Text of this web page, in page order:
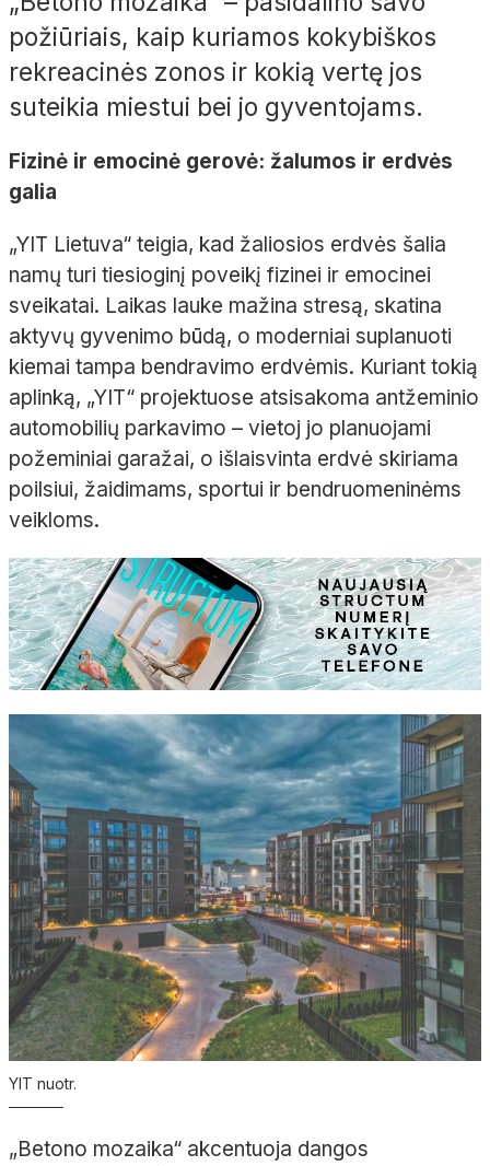
požiūriais, kaip kuriamos kokybiškos
rekreacinės zonos ir kokią vertę jos
suteikia miestui bei jo gyventojams.
Fizinė ir emocinė gerovė: žalumos ir erdvės
galia
„YIT Lietuva“ teigia, kad žaliosios erdvės šalia
namų turi tiesioginį poveikį fizinei ir emocinei
sveikatai. Laikas lauke mažina stresą, skatina
aktyvų gyvenimo būdą, o moderniai suplanuoti
kiemai tampa bendravimo erdvėmis. Kuriant tokią
aplinką, „YIT“ projektuose atsisakoma antžeminio
automobilių parkavimo – vietoj jo planuojami
požeminiai garažai, o išlaisvinta erdvė skiriama
poilsiui, žaidimams, sportui ir bendruomeninėms
veikloms.
YIT nuotr.
„Betono mozaika“ akcentuoja dangos